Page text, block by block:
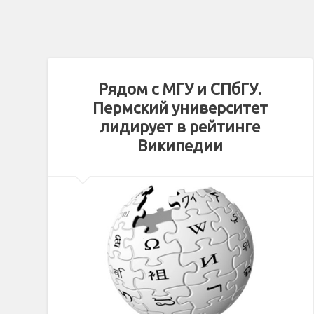
Рядом с МГУ и СПбГУ.
Пермский университет
лидирует в рейтинге
Википедии